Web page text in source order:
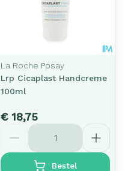
La Roche Posay
Lrp Cicaplast Handcreme
100ml
€ 18,75
Aantal
Bestel